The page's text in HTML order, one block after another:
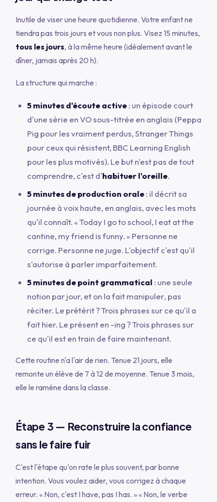
Inutile de viser une heure quotidienne. Votre enfant ne
tiendra pas trois jours et vous non plus. Visez 15 minutes,
tous les jours, à la même heure (idéalement avant le
dîner, jamais après 20 h).
La structure qui marche :
5 minutes d'écoute active: un épisode court
d'une série en VO sous-titrée en anglais (Peppa
Pig pour les vraiment perdus, Stranger Things
pour ceux qui résistent, BBC Learning English
pour les plus motivés). Le but n'est pas de tout
comprendre, c'est d'habituer l'oreille.
5 minutes de production orale: il décrit sa
journée à voix haute, en anglais, avec les mots
qu'il connaît.« Today I go to school, I eat at the
cantine, my friend is funny. » Personne ne
corrige. Personne ne juge. L'objectif c'est qu'il
s'autorise à parler imparfaitement.
5 minutes de point grammatical : une seule
notion par jour, et on la faitmanipuler, pas
réciter. Le prétérit ? Trois phrases sur ce qu'il a
fait hier. Le présent en -ing? Trois phrases sur
ce qu'il est en train de faire maintenant.
Cette routine n'a l'air de rien. Tenue 21 jours, elle
remonte un élève de 7 à 12 de moyenne. Tenue 3 mois,
elle le ramène dans la classe.
Étape 3 — Reconstruire la confiance
sans le faire fuir
C'est l'étape qu'on rate le plus souvent, par bonne
intention. Vous voulez aider, vous corrigez à chaque
erreur. « Non, c'est I have, pas I has. »« Non, le verbe